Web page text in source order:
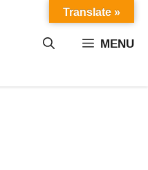
MENU
Translate »